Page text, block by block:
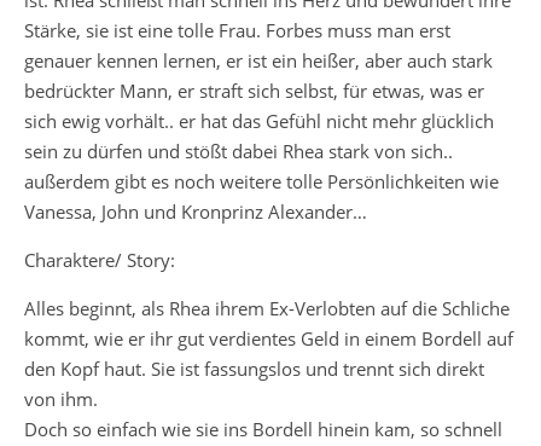
Stärke, sie ist eine tolle Frau. Forbes muss man erst
genauer kennen lernen, er ist ein heißer, aber auch stark
bedrückter Mann, er straft sich selbst, für etwas, was er
sich ewig vorhält.. er hat das Gefühl nicht mehr glücklich
sein zu dürfen und stößt dabei Rhea stark von sich..
außerdem gibt es noch weitere tolle Persönlichkeiten wie
Vanessa, John und Kronprinz Alexander…
Charaktere/ Story:
Alles beginnt, als Rhea ihrem Ex-Verlobten auf die Schliche
kommt, wie er ihr gut verdientes Geld in einem Bordell auf
den Kopf haut. Sie ist fassungslos und trennt sich direkt
von ihm.
Doch so einfach wie sie ins Bordell hinein kam, so schnell